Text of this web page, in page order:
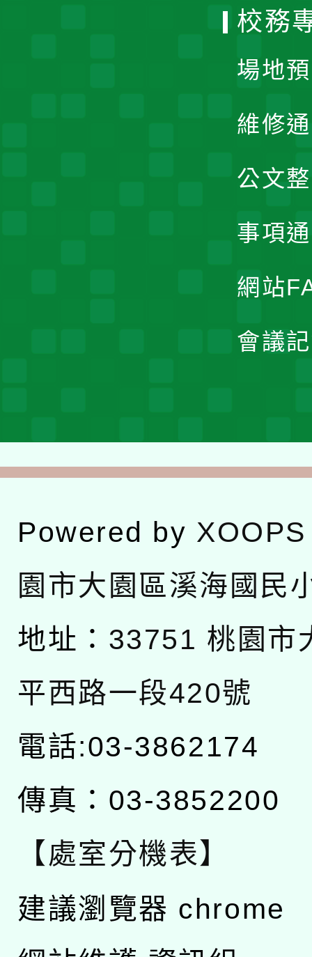
校務
場地
維修
公文
事項
網站
會議
Powered by XOOPS
園市大園區溪海國民
地址： 33751 桃園市
平西路一段420號
電話:03-3862174
傳真：03-3852200
【處室分機表】
建議瀏覽器 chrome